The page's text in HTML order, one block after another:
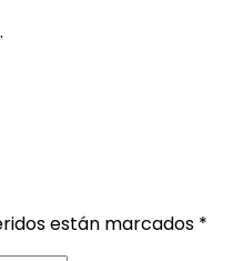
están marcados *